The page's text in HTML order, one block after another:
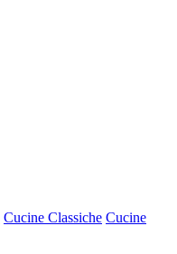
Cucine Classiche Cucine